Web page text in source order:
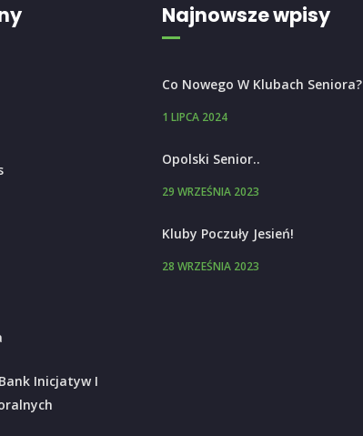
Inicjatyw I
Najnowsze wpisy
Co Nowego W Klubach Seniora?
1 LIPCA 2024
Opolski Senior..
29 WRZEŚNIA 2023
Kluby Poczuły Jesień!
28 WRZEŚNIA 2023